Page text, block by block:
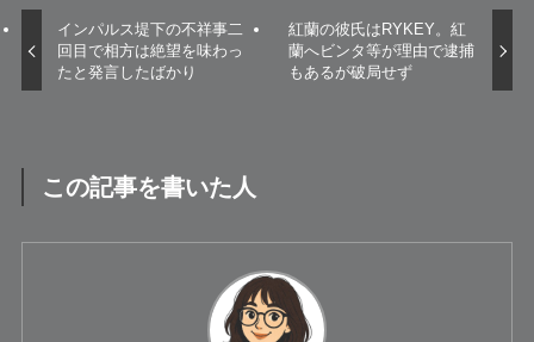
インパルス堤下の不祥事二
回目で相方は絶望を味わっ
たと発言したばかり
紅蘭の彼氏はRYKEY。紅
蘭へビンタ等が理由で逮捕
もあるが破局せず
この記事を書いた人